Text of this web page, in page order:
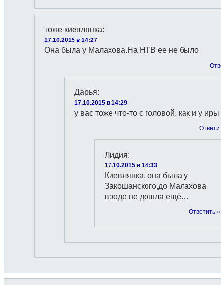
тоже киевлянка:
17.10.2015 в 14:27
Она была у Малахова.На НТВ ее не было
Дарья:
17.10.2015 в 14:29
у вас тоже что-то с головой. как и у иры
Лидия:
17.10.2015 в 14:33
Киевлянка, она была у
Закошанского,до Малахова
вроде не дошла ещё…
Ответить »